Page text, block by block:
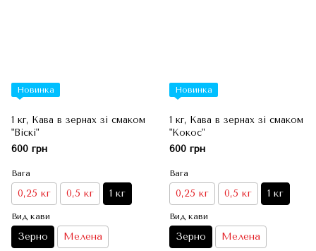
Новинка
1 кг, Кава в зернах зі смаком
"Віскі"
600 грн
Вага
0,25 кг 0,5 кг 1 кг
Вид кави
Зерно Мелена
Новинка
1 кг, Кава в зернах зі смаком
"Кокос"
600 грн
Вага
0,25 кг 0,5 кг 1 кг
Вид кави
Зерно Мелена